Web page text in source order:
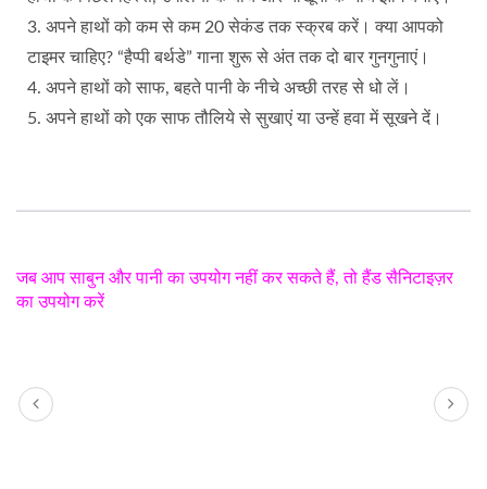
3. अपने हाथों को कम से कम 20 सेकंड तक स्क्रब करें। क्या आपको
टाइमर चाहिए? “हैप्पी बर्थडे” गाना शुरू से अंत तक दो बार गुनगुनाएं।
4. अपने हाथों को साफ, बहते पानी के नीचे अच्छी तरह से धो लें।
5. अपने हाथों को एक साफ तौलिये से सुखाएं या उन्हें हवा में सूखने दें।
जब आप साबुन और पानी का उपयोग नहीं कर सकते हैं, तो हैंड सैनिटाइज़र
का उपयोग करें